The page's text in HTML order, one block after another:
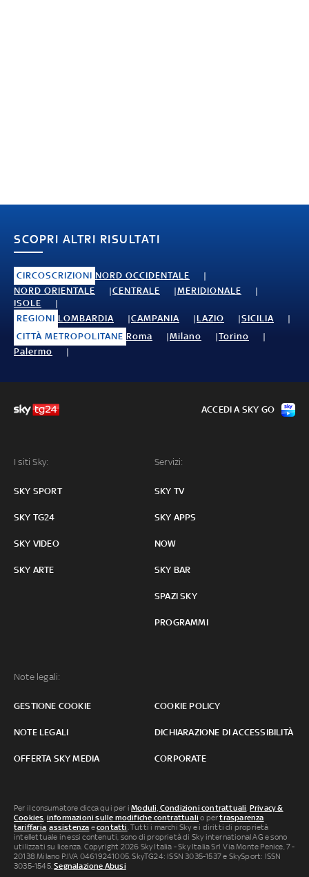
SCOPRI ALTRI RISULTATI
CIRCOSCRIZIONI NORD OCCIDENTALE
NORD ORIENTALE
CENTRALE
MERIDIONALE
ISOLE
REGIONI LOMBARDIA CAMPANIA LAZIO
SICILIA
CITTÀ METROPOLITANE Roma Milano
Torino
Palermo
I siti Sky:
SKY SPORT
SKY TG24
SKY VIDEO
SKY ARTE
Servizi:
SKY TV
SKY APPS
NOW
SKY BAR
SPAZI SKY
PROGRAMMI
Note legali:
GESTIONE COOKIE COOKIE POLICY
NOTE LEGALI DICHIARAZIONE DI ACCESSIBILITÀ
OFFERTA SKY MEDIA CORPORATE
ACCEDI A SKY GO
Per il consumatore clicca qui per iModuli, Condizioni contrattuali, Privacy &
Cookies, informazioni sulle modifiche contrattuali o pertrasparenza
tariffaria,assistenza econtatti. Tutti i marchi Sky e i diritti di proprietà
intellettuale in essi contenuti, sono di proprietà di Sky international AG e sono
utilizzati su licenza. Copyright 2026 Sky Italia - Sky Italia Srl Via Monte Penice, 7 -
20138 Milano P.IVA 04619241005. SkyTG24: ISSN 3035-1537 e SkySport: ISSN
3035-1545.Segnalazione Abusi